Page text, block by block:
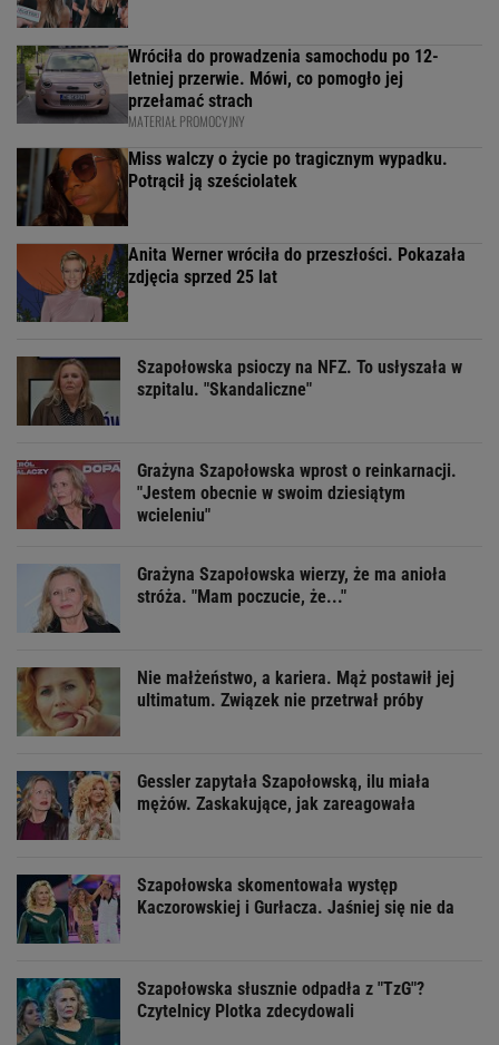
Wróciła do prowadzenia samochodu po 12-
letniej przerwie. Mówi, co pomogło jej
przełamać strach
MATERIAŁ PROMOCYJNY
Miss walczy o życie po tragicznym wypadku.
Potrącił ją sześciolatek
Anita Werner wróciła do przeszłości. Pokazała
zdjęcia sprzed 25 lat
Szapołowska psioczy na NFZ. To usłyszała w
szpitalu. "Skandaliczne"
Grażyna Szapołowska wprost o reinkarnacji.
"Jestem obecnie w swoim dziesiątym
wcieleniu"
Grażyna Szapołowska wierzy, że ma anioła
stróża. "Mam poczucie, że..."
Nie małżeństwo, a kariera. Mąż postawił jej
ultimatum. Związek nie przetrwał próby
Gessler zapytała Szapołowską, ilu miała
mężów. Zaskakujące, jak zareagowała
Szapołowska skomentowała występ
Kaczorowskiej i Gurłacza. Jaśniej się nie da
Szapołowska słusznie odpadła z "TzG"?
Czytelnicy Plotka zdecydowali